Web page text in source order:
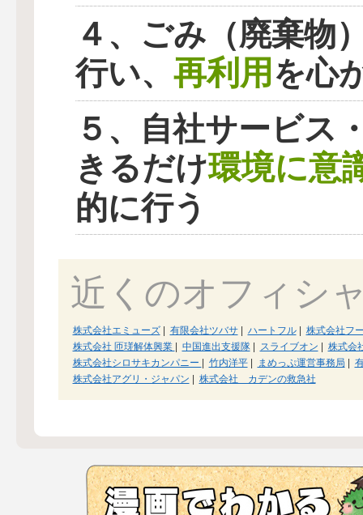
４、ごみ（廃棄物
行い、 再利用を心
５、自社サービス
きるだけ環境に意
的に行う
近くのオフィシ
株式会社エミューズ| 有限会社ツバサ| ハートフル|
株式会社フ
株式会社 匝瑳解体興業
中国進出支援隊| スライブオン
株式会
株式会社シロサキカンパニー
竹内洋平| まめっぷ運営事務局
株式会社アグリ・ジャパン
株式会社 カデンの救急社